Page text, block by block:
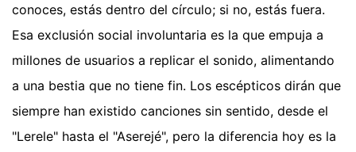
conoces, estás dentro del círculo; si no, estás fuera.
Esa exclusión social involuntaria es la que empuja a
millones de usuarios a replicar el sonido, alimentando
a una bestia que no tiene fin. Los escépticos dirán que
siempre han existido canciones sin sentido, desde el
"Lerele" hasta el "Aserejé", pero la diferencia hoy es la